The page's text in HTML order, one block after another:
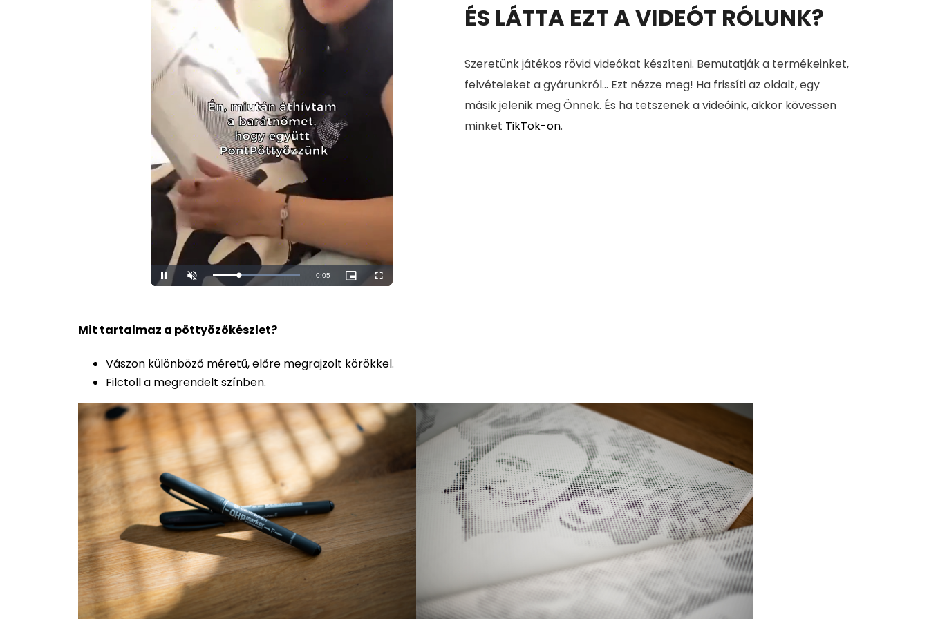
Unmute Loaded:
100.00%
ÉS LÁTTA EZT A VIDEÓT RÓLUNK?
Szeretünk játékos rövid videókat készíteni. Bemutatják a termékeinket,
felvételeket a gyárunkról... Ezt nézze meg! Ha frissíti az oldalt, egy
másik jelenik meg Önnek. És ha tetszenek a videóink, akkor kövessen
minket TikTok-on.
Mit tartalmaz a pöttyözőkészlet?
Vászon különböző méretű, előre megrajzolt körökkel.
Filctoll a megrendelt színben.